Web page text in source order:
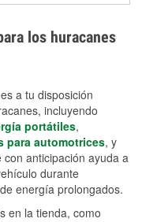
agua estancada y
son
los huracanes
a tu disposición
incluyendo
portátiles,
para automotrices, y
con anticipación ayuda a
durante
energía prolongados.
en la tienda, como